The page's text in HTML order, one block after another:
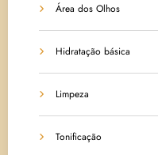
Área dos Olhos
Hidratação básica
Limpeza
Tonificação